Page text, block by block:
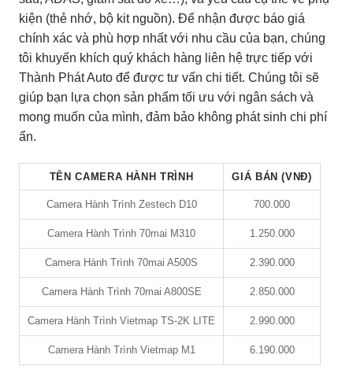
kiện (thẻ nhớ, bộ kit nguồn). Để nhận được báo giá
chính xác và phù hợp nhất với nhu cầu của bạn, chúng
tôi khuyến khích quý khách hàng liên hệ trực tiếp với
Thành Phát Auto để được tư vấn chi tiết. Chúng tôi sẽ
giúp bạn lựa chọn sản phẩm tối ưu với ngân sách và
mong muốn của mình, đảm bảo không phát sinh chi phí
ẩn.
TÊN CAMERA HÀNH TRÌNH GIÁ BÁN (VNĐ)
Camera Hành Trình Zestech D10 700.000
Camera Hành Trình 70mai M310 1.250.000
Camera Hành Trình 70mai A500S 2.390.000
Camera Hành Trình 70mai A800SE 2.850.000
Camera Hành Trình Vietmap TS-2K LITE 2.990.000
Camera Hành Trình Vietmap M1 6.190.000